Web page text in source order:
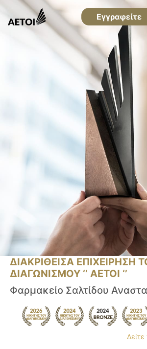
Εγγραφείτε
ΔΙΑΚΡΙΘΕΙΣΑ ΕΠΙΧΕΙΡΗΣΗ
ΔΙΑΓΩΝΙΣΜΟΥ ‘’ ΑΕΤΟΙ ‘’
Φαρμακείο Σαλτίδου